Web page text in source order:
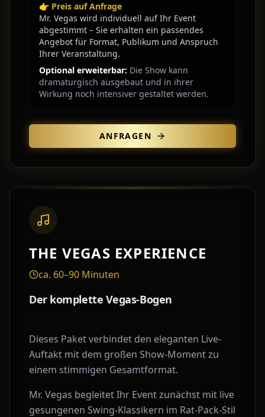
👉 Preis auf Anfrage
Mr. Vegas wird individuell auf Ihr Event
abgestimmt – Sie erhalten ein passendes
Angebot für Format, Publikum und Anspruch
Ihrer Veranstaltung.
Optional erweiterbar: Die Show kann
dramaturgisch ausgebaut und in ihrer
Wirkung noch intensiver gestaltet werden.
ANFRAGEN
THE VEGAS EXPERIENCE
ca. 60–90 Minuten
Der komplette Vegas-Bogen
Dieses Paket verbindet den eleganten Live-
Auftakt mit dem großen Show-Moment zu
einem stimmigen Gesamtformat.
Mr. Vegas begleitet Ihr Event zunächst mit live
gesungenen Swing-Klassikern im Rat-Pack-Stil